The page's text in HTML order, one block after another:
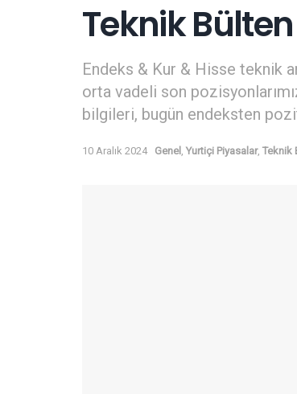
Teknik
Endeks & Kur & Hisse teknik
orta vadeli son
bilgileri, bugün endeksten
10 Aralık 2024 Genel Yurtiçi Piyasalar, Teknik